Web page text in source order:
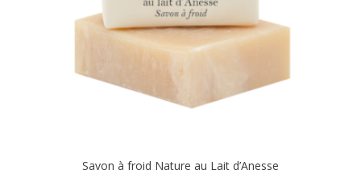
Savon à froid Nature au Lait d’Anesse